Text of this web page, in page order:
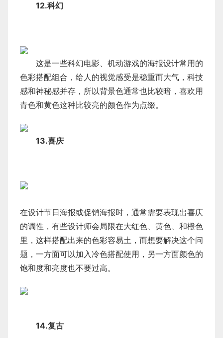
12.科幻
这是一些科幻电影、机动游戏的海报设计常用的
色彩搭配组合，给人的视觉感受是稳重而大气，科技
感和神秘感并存，所以背景色通常也比较暗，喜欢用
青色和黄色这种比较亮的颜色作为点缀。
13.喜庆
在设计节日海报或促销海报时，通常需要表现出喜庆
的调性，有些设计师会局限在大红色、黄色、和橙色
里，这样搭配出来的色彩容易土，而想要解决这个问
题，一方面可以加入冷色搭配使用，另一方面颜色的
饱和度和亮度也不要过高。
14.复古